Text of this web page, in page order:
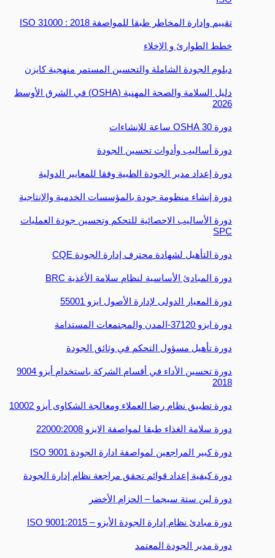
تقييم وإدارة المخاطر طبقا للمواصفة ISO 31000 : 2018
خطط الطوارئ و الإخلاء
دبلوم الجودة الشاملة والتحسين المستمر منهجية كايزن
دليل السلامة والصحة المهنية (OSHA) في الشرق الأوسط
2026
دورة OSHA 30 ساعة للإنشاءات
دورة أساليب وأدوات تحسين الجودة
دورة إعداد مدير الجودة الطبية وفقا للمعايير الدولية
دورة إنشاء منظومة جودة بالمؤسسات الخدمية والإنتاجية
دورة الأساليب الاحصائية للتحكم وتحسين جودة العمليات
SPC
دورة التأهيل لشهادة محترف إدارة الجودة CQE
دورة المبادئ الأساسية لنظام سلامة الأغذية BRC
دورة المعيار الدولى لإدارة الأصول ايزو 55001
دورة ایزو 37120-المدن والمجتمعات المستدامة
دورة تأهيل مسؤول التحكم في وثائق الجودة
دورة تحسين الأداء في أقسام الشركة باستخدام أيزو 9004
2018
دورة تطبيق نظام رضا العملاء ومعالجة الشكاوى أيزو 10002
دورة سلامة الغذاء طبقا لمواصفة الايزو 22000:2008
دورة كبير المراجعين لمواصفة ادارة الجودة 9001 ISO
دورة كيفية إعداد قوائم تحقق مراجعة نظام إدارة الجودة
دورة لين ستة سيجما – الحزام الأخضر
دورة مبادئ نظام إدارة الجودة الأيزو – 9001:2015 ISO
دورة مدير الجودة المعتمد